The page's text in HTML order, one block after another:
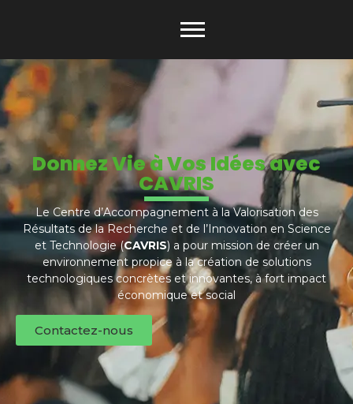
Donnez Vie à Vos Idées avec
CAVRIS
Le Centre d’Accompagnement à la Valorisation des
Résultats de la Recherche et de l’Innovation en Science
et Technologie (CAVRIS) a pour mission de créer un
environnement propice à la création de solutions
technologiques concrètes et innovantes, à fort impact
économique et social
Contactez-nous